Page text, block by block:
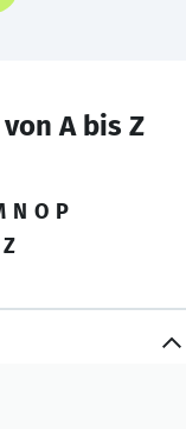
A bis Z
N O P
Z